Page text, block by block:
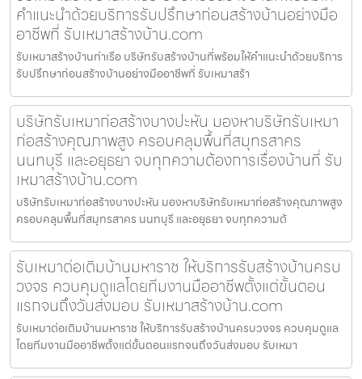
คำแนะนำด้วยบริการรับปรึกษาก่อนสร้างบ้านอย่างมือ
อาชีพที่ รับเหมาสร้างบ้าน.com
รับเหมาสร้างบ้านท่าเรือ บริษัทรับสร้างบ้านที่พร้อมให้คำแนะนำด้วยบริการ
รับปรึกษาก่อนสร้างบ้านอย่างมืออาชีพที่ รับเหมาสร้า
บริษัทรับเหมาก่อสร้างบางปะหัน มองหาบริษัทรับเหมา
ก่อสร้างคุณภาพสูง ครอบคลุมพื้นที่สมุทรสาคร
นนทบุรี และอยุธยา จบทุกความต้องการเรื่องบ้านที่ รับ
เหมาสร้างบ้าน.com
บริษัทรับเหมาก่อสร้างบางปะหัน มองหาบริษัทรับเหมาก่อสร้างคุณภาพสูง
ครอบคลุมพื้นที่สมุทรสาคร นนทบุรี และอยุธยา จบทุกความต้
รับเหมาต่อเติมบ้านมหาราช ให้บริการรับสร้างบ้านครบ
วงจร ควบคุมดูแลโดยทีมงานมืออาชีพตั้งแต่ขั้นตอน
แรกจนถึงวันส่งมอบ รับเหมาสร้างบ้าน.com
รับเหมาต่อเติมบ้านมหาราช ให้บริการรับสร้างบ้านครบวงจร ควบคุมดูแล
โดยทีมงานมืออาชีพตั้งแต่ขั้นตอนแรกจนถึงวันส่งมอบ รับเหมา